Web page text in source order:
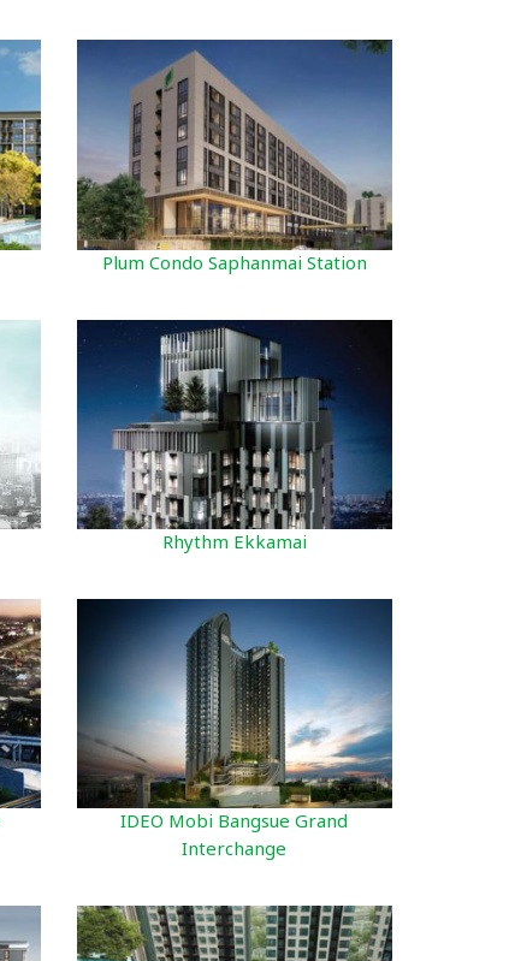
Plum Condo Saphanmai Station
Rhythm Ekkamai
IDEO Mobi Bangsue Grand
Interchange